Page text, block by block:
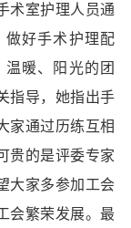
术室护理人员通
做好手术护理配
暖、阳光的团
指导，她指出手
家通过历练互相
贵的是评委专家
大家多参加工会
会繁荣发展。最